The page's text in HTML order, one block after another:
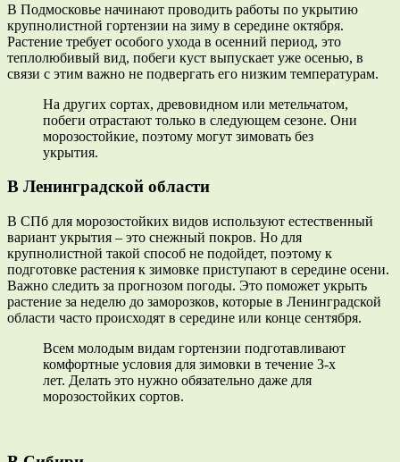
В Подмосковье начинают проводить работы по укрытию
крупнолистной гортензии на зиму в середине октября.
Растение требует особого ухода в осенний период, это
теплолюбивый вид, побеги куст выпускает уже осенью, в
связи с этим важно не подвергать его низким температурам.
На других сортах, древовидном или метельчатом,
побеги отрастают только в следующем сезоне. Они
морозостойкие, поэтому могут зимовать без
укрытия.
В Ленинградской области
В СПб для морозостойких видов используют естественный
вариант укрытия – это снежный покров. Но для
крупнолистной такой способ не подойдет, поэтому к
подготовке растения к зимовке приступают в середине осени.
Важно следить за прогнозом погоды. Это поможет укрыть
растение за неделю до заморозков, которые в Ленинградской
области часто происходят в середине или конце сентября.
Всем молодым видам гортензии подготавливают
комфортные условия для зимовки в течение 3-х
лет. Делать это нужно обязательно даже для
морозостойких сортов.